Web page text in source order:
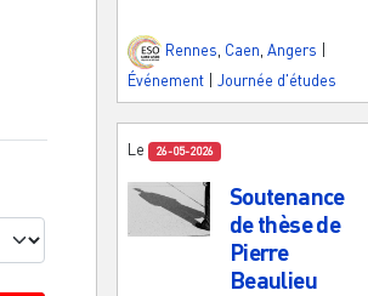
Rennes, Caen, Angers
Événement
Journée d'études
Le 26-05-2026
Soutenance
de thèse de
Pierre
Beaulieu